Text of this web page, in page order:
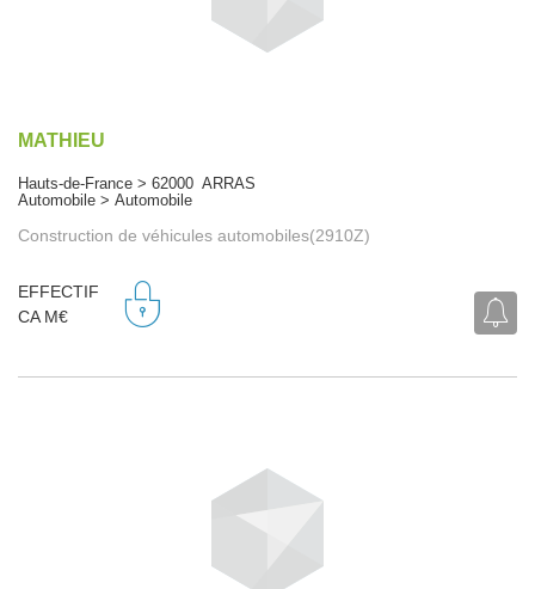
MATHIEU
Hauts-de-France > 62000 ARRAS
Automobile > Automobile
Construction de véhicules automobiles(2910Z)
EFFECTIF
CA M€